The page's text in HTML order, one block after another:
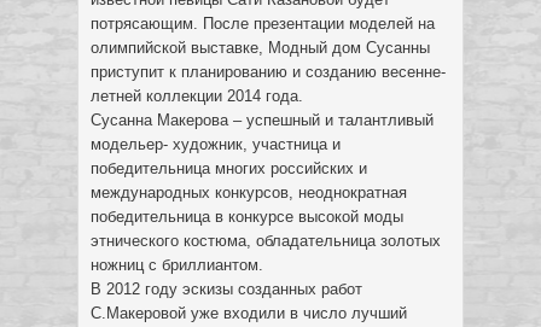
потрясающим. После презентации моделей на
олимпийской выставке, Модный дом Сусанны
приступит к планированию и созданию весенне-
летней коллекции 2014 года.
Сусанна Макерова – успешный и талантливый
модельер- художник, участница и
победительница многих российских и
международных конкурсов, неоднократная
победительница в конкурсе высокой моды
этнического костюма, обладательница золотых
ножниц с бриллиантом.
В 2012 году эскизы созданных работ
С.Макеровой уже входили в число лучший